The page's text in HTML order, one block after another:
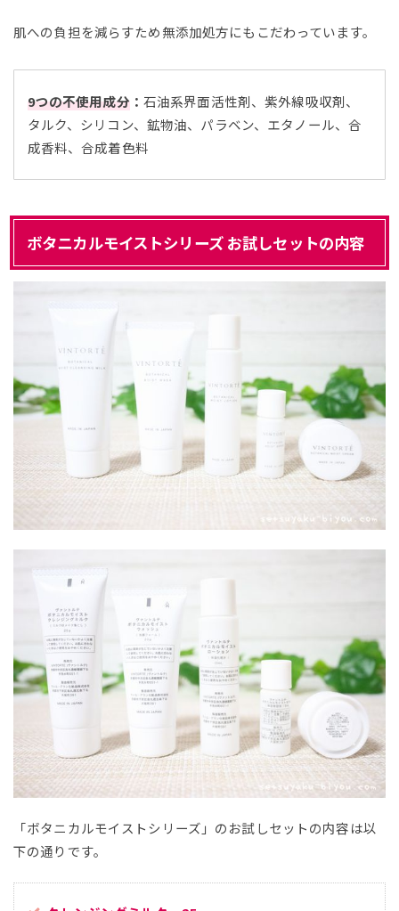
肌への負担を減らすため無添加処方にもこだわっています。
9つの不使用成分： 石油系界面活性剤、紫外線吸収剤、
タルク、シリコン、鉱物油、パラベン、エタノール、合
成香料、合成着色料
ボタニカルモイストシリーズ お試しセットの内容
「ボタニカルモイストシリーズ」のお試しセットの内容は以
下の通りです。